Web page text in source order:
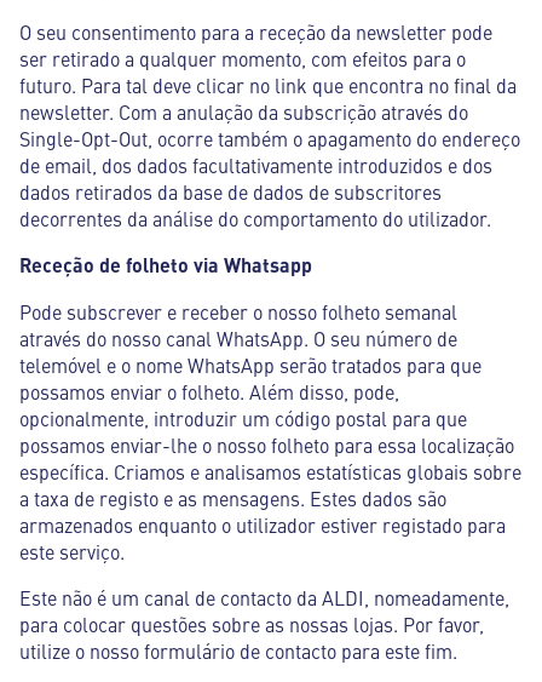
O seu consentimento para a receção da newsletter pode
ser retirado a qualquer momento, com efeitos para o
futuro. Para tal deve clicar no link que encontra no final da
newsletter. Com a anulação da subscrição através do
Single-Opt-Out, ocorre também o apagamento do endereço
de email, dos dados facultativamente introduzidos e dos
dados retirados da base de dados de subscritores
decorrentes da análise do comportamento do utilizador.
Receção de folheto via Whatsapp
Pode subscrever e receber o nosso folheto semanal
através do nosso canal WhatsApp. O seu número de
telemóvel e o nome WhatsApp serão tratados para que
possamos enviar o folheto. Além disso, pode,
opcionalmente, introduzir um código postal para que
possamos enviar-lhe o nosso folheto para essa localização
específica. Criamos e analisamos estatísticas globais sobre
a taxa de registo e as mensagens. Estes dados são
armazenados enquanto o utilizador estiver registado para
este serviço.
Este não é um canal de contacto da ALDI, nomeadamente,
para colocar questões sobre as nossas lojas. Por favor,
utilize o nosso formulário de contacto para este fim.